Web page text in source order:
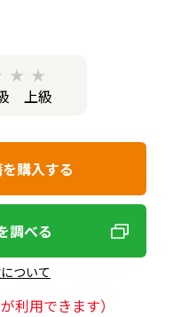
★ ★
上級
購入する
調べる
ついて
利用できます）